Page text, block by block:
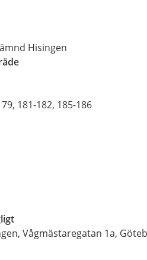
Hisingen
181-182, 185-186
Vågmästaregatan 1a,